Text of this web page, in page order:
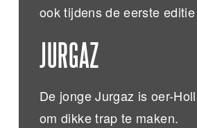
ook tijdens de eerste
JURGAZ
De jonge Jurgaz is oer-
om dikke trap te maken.